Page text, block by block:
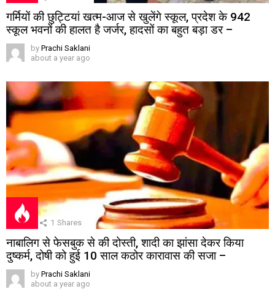
गर्मियों की छुट्टियां खत्म-आज से खुलेंगे स्कूल, प्रदेश के 942
स्कूल भवनों की हालत है जर्जर, हादसों का बहुत बड़ा डर –
by Prachi Saklani
about a year ago
1 Shares
नाबालिग से फेसबुक से की दोस्ती, शादी का झांसा देकर किया
दुष्कर्म, दोषी को हुई 10 साल कठोर कारावास की सजा –
by Prachi Saklani
about a year ago